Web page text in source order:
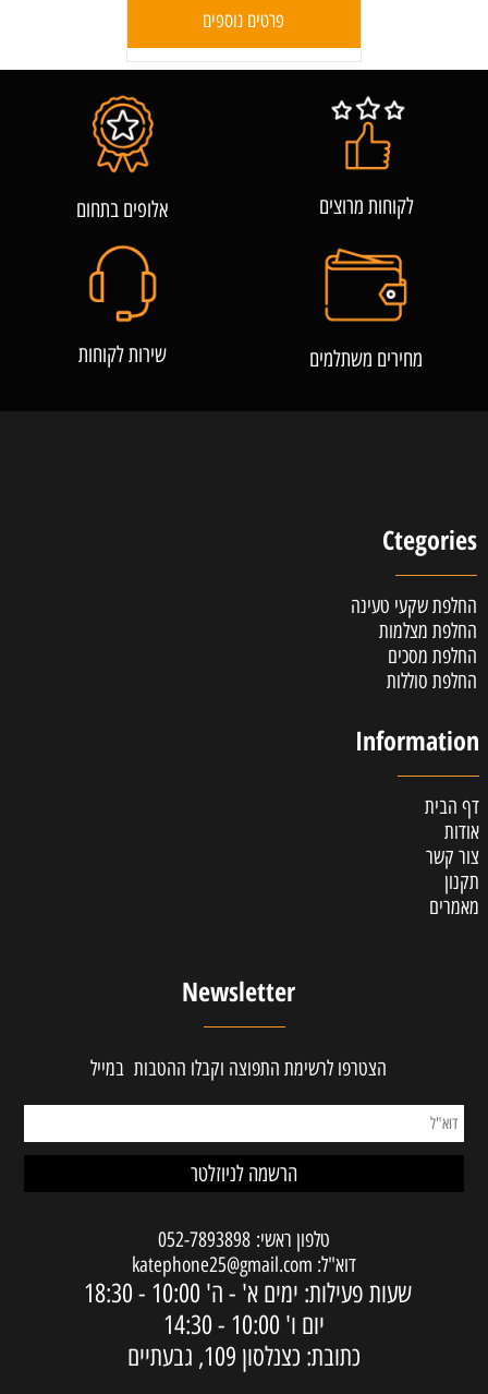
פרטים נוספים
לקוחות מרוצים אלופים בתחום
מחירים משתלמים שירות לקוחות
Ctegories
החלפת שקעי טעינה
החלפת מצלמות
החלפת מסכים
החלפת סוללות
Information
דף הבית
אודות
צור קשר
תקנון
מאמרים
Newsletter
הצטרפו לרשימת התפוצה וקבלו ההטבות במייל
טלפון ראשי: 052-7893898
דוא"ל: katephone25@gmail.com
שעות פעילות: ימים א' - ה' 10:00 - 18:30
יום ו' 10:00 - 14:30
כתובת: כצנלסון 109, גבעתיים